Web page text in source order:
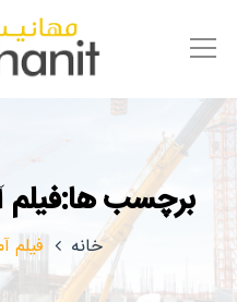
برچسب
خانه فیلم